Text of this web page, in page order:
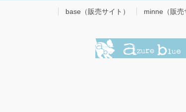
base（販売サイト） minne（販売